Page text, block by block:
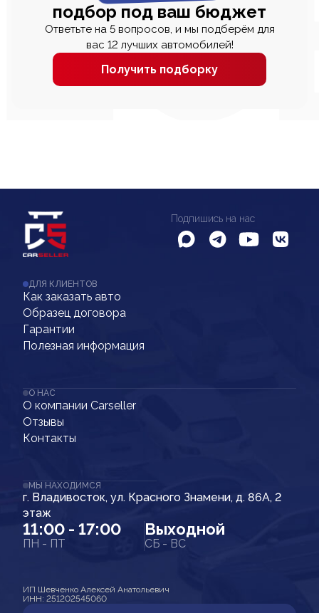
подбор под ваш бюджет
Ответьте на 5 вопросов, и мы подберём для
вас 12 лучших автомобилей!
Получить подборку
Подпишись на нас
ДЛЯ КЛИЕНТОВ
Как заказать авто
Образец договора
Гарантии
Полезная информация
О НАС
О компании Carseller
Отзывы
Контакты
МЫ НАХОДИМСЯ
г. Владивосток, ул. Красного Знамени, д. 86А, 2
этаж
11:00 - 17:00
ПН - ПТ
Выходной
СБ - ВС
ИП Шевченко Алексей Анатольевич
ИНН: 251202545060